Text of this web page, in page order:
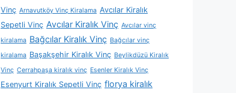
Vinç Arnavutköy Vinç Kiralama Avcılar Kiralık
Sepetli Vinç Avcılar Kiralık Vinç Avcılar vinç
kiralama Bağcılar Kiralık Vinç Bağcılar vinç
kiralama Başakşehir Kiralık Vinç Beylikdüzü Kiralık
Vinç Cerrahpaşa kiralık vinç Esenler Kiralık Vinç
Esenyurt Kiralık Sepetli Vinç florya kiralık